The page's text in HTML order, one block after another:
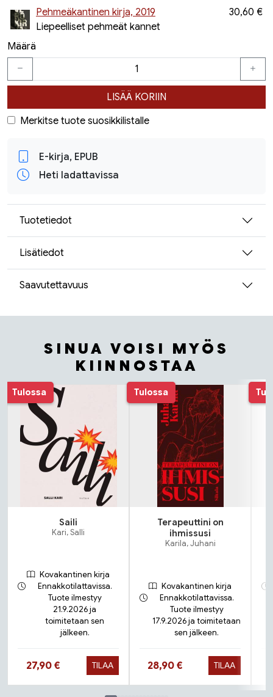
Pehmeäkantinen kirja, 2019
Liepeelliset pehmeät kannet
30,60 €
Määrä
LISÄÄ KORIIN
Merkitse tuote suosikkilistalle
E-kirja, EPUB
Heti ladattavissa
Tuotetiedot
Lisätiedot
Saavutettavuus
SINUA VOISI MYÖS
KIINNOSTAA
Tuoteluettelon alku
Tulossa
Saili
Kari, Salli
Kovakantinen kirja
Ennakkotilattavissa.
Tuote ilmestyy
21.9.2026 ja
toimitetaan sen
jälkeen.
Hinta nyt
27,90 € TILAA
Tulossa
Terapeuttini on
ihmissusi
Karila, Juhani
Kovakantinen kirja
Ennakkotilattavissa.
Tuote ilmestyy
17.9.2026 ja toimitetaan
sen jälkeen.
Hinta nyt
28,90 € TILAA